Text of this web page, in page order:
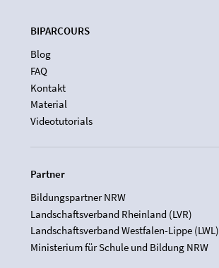
BIPARCOURS
Blog
FAQ
Kontakt
Material
Videotutorials
Partner
Bildungspartner NRW
Landschaftsverband Rheinland (LVR)
Landschaftsverband Westfalen-Lippe (LWL)
Ministerium für Schule und Bildung NRW